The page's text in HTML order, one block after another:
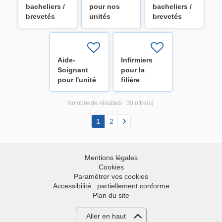
bacheliers /
brevetés
pour la
pour nos
unités
d'onco-
hématologie
à l'Institut
Roi Albert II
bacheliers /
brevetés
pour la
médecine
Aide-
Soignant
pour l'unité
de
pneumologie
Infirmiers
pour la
filière
neurosciences
H/F
Nombre de résultats : 30 offre(s)
1 2
Mentions légales
Cookies
Paramétrer vos cookies
Accessibilité : partiellement conforme
Plan du site
Aller en haut